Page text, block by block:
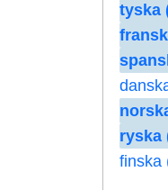
tyska
ryska
finska